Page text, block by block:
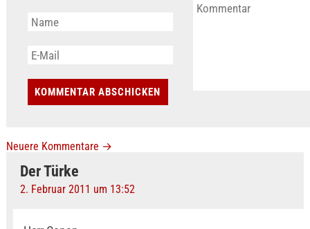
Neuere Kommentare →
Der Türke
2. Februar 2011 um 13:52